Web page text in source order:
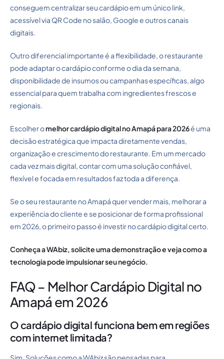
conseguem centralizar seu cardápio em um único link,
acessível via QR Code no salão, Google e outros canais
digitais.
Outro diferencial importante é a flexibilidade, o restaurante
pode adaptar o cardápio conforme o dia da semana,
disponibilidade de insumos ou campanhas específicas, algo
essencial para quem trabalha com ingredientes frescos e
regionais.
Escolher omelhor cardápio digital no Amapá para 2026é uma
decisão estratégica que impacta diretamente vendas,
organização e crescimento do restaurante. Em um mercado
cada vez mais digital, contar com uma solução confiável,
flexível e focada em resultados faz toda a diferença.
Se o seu restaurante no Amapá quer vender mais, melhorar a
experiência do cliente e se posicionar de forma profissional
em 2026, o primeiro passo é investir no cardápio digital certo.
Conheça a WAbiz, solicite uma demonstraçãoe veja como a
tecnologia pode impulsionar seu negócio.
FAQ – Melhor Cardápio Digital no
Amapá em 2026
O cardápio digital funciona bem em regiões
com internet limitada?